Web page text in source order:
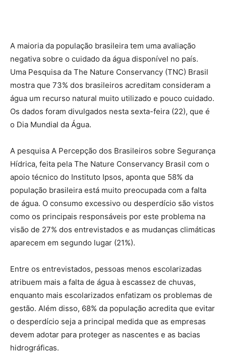
A maioria da população brasileira tem uma avaliação
negativa sobre o cuidado da água disponível no país.
Uma Pesquisa da The Nature Conservancy (TNC) Brasil
mostra que 73% dos brasileiros acreditam consideram a
água um recurso natural muito utilizado e pouco cuidado.
Os dados foram divulgados nesta sexta-feira (22), que é
o Dia Mundial da Água.
A pesquisa A Percepção dos Brasileiros sobre Segurança
Hídrica, feita pela The Nature Conservancy Brasil com o
apoio técnico do Instituto Ipsos, aponta que 58% da
população brasileira está muito preocupada com a falta
de água. O consumo excessivo ou desperdício são vistos
como os principais responsáveis por este problema na
visão de 27% dos entrevistados e as mudanças climáticas
aparecem em segundo lugar (21%).
Entre os entrevistados, pessoas menos escolarizadas
atribuem mais a falta de água à escassez de chuvas,
enquanto mais escolarizados enfatizam os problemas de
gestão. Além disso, 68% da população acredita que evitar
o desperdício seja a principal medida que as empresas
devem adotar para proteger as nascentes e as bacias
hidrográficas.